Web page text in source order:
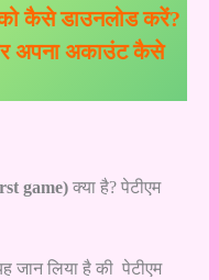
कैसे डाउनलोड करें?
अपना अकाउंट कैसे
game) क्या है? पेटीएम
जान लिया है की पेटीएम